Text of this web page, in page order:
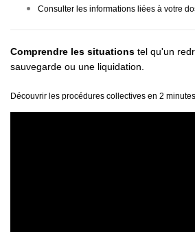
Consulter les informations liées à votre
Comprendre les situations tel qu'un
sauvegarde ou une liquidation.
Découvrir les procédures collectives en 2